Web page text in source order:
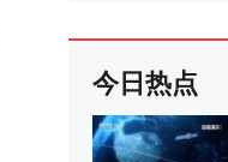
今日热点